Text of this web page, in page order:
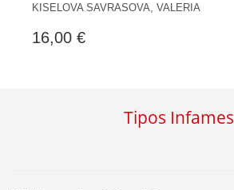
KISELOVA SAVRASOVA, VALERIA
16,00 €
Tipos Infames